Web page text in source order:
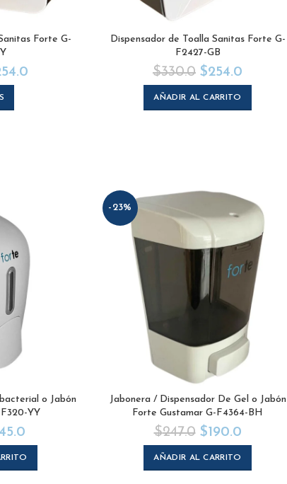
Forte G-
Dispensador de Toalla Sanitas Forte G-
F2427-GB
$330.0 $254.0
AÑADIR AL CARRITO
o Jabón
YY
-23%
Jabonera / Dispensador De Gel o Jabón
Forte Gustamar G-F4364-BH
$247.0 $190.0
AÑADIR AL CARRITO